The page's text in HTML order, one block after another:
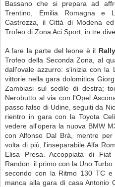
Bassano che si prepara ad
Trentino, Emilia Romagna e
Castrozza, il Città di Modena
Trofeo di Zona Aci Sport, in tre
A fare la parte del leone è il
Trofeo della Seconda Zona, al
dall'ovale azzurro: s'inizia con la
vittorie nella gara dolomitica
Zambiasi sul sedile di destra;
Nerobutto al via con l'Opel
passo falso di Udine, seguiti da
rientro in gara con la Toyota
vedere all'opera la nuova BMW
con Alfonso Dal Brà, mentre
volta di più, l'inseparabile Alfa
Elisa Presa. Accoppiata di
Randon: il primo con la Uno
secondo con la Ritmo 130 TC
manca alla gara di casa Antonio